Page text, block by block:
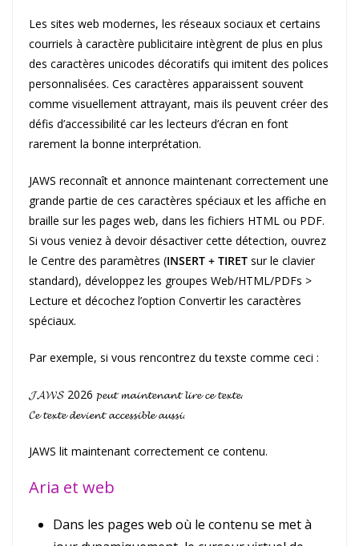
Les sites web modernes, les réseaux sociaux et certains
courriels à caractère publicitaire intègrent de plus en plus
des caractères unicodes décoratifs qui imitent des polices
personnalisées. Ces caractères apparaissent souvent
comme visuellement attrayant, mais ils peuvent créer des
défis d’accessibilité car les lecteurs d’écran en font
rarement la bonne interprétation.
JAWS reconnaît et annonce maintenant correctement une
grande partie de ces caractères spéciaux et les affiche en
braille sur les pages web, dans les fichiers HTML ou PDF.
Si vous veniez à devoir désactiver cette détection, ouvrez
le Centre des paramètres (INSERT + TIRET sur le clavier
standard), développez les groupes Web/HTML/PDFs >
Lecture et décochez l’option Convertir les caractères
spéciaux.
Par exemple, si vous rencontrez du texste comme ceci :
𝓙𝓐𝓦𝓢 2026 𝓹𝓮𝓾𝓽 𝓶𝓪𝓲𝓷𝓽𝓮𝓷𝓪𝓷𝓽 𝓵𝓲𝓻𝓮 𝓬𝓮 𝓽𝓮𝔁𝓽𝓮.
𝓒𝓮 𝓽𝓮𝔁𝓽𝓮 𝓭𝓮𝓿𝓲𝓮𝓷𝓽 𝓪𝓬𝓬𝓮𝓼𝓼𝓲𝓫𝓵𝓮 𝓪𝓾𝓼𝓼𝓲.
JAWS lit maintenant correctement ce contenu.
Aria et web
Dans les pages web où le contenu se met à